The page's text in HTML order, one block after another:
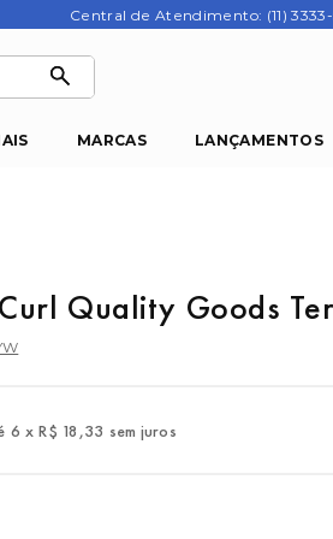
Central de Atendimento: (11)
MARCAS LANÇAMENTOS
Quality Goods
6 x R$ 18 ,33 sem juros